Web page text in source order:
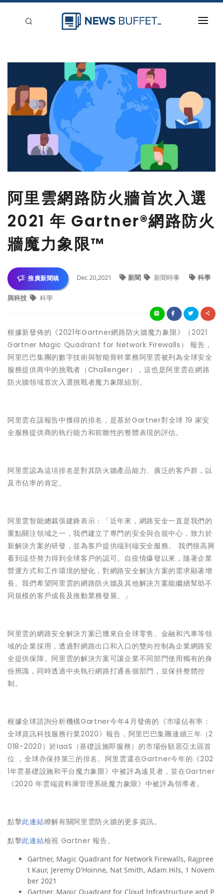
登入
刊登
阿里雲網路防火牆首次入選
2021 年 Gartner®網路防火
牆魔力象限™
推廣新聞稿 Dec 20,2021 新聞 新聞時事 科學
與科技 科學
根據新發佈的《2021年Gartner網路防火牆魔力象限》（2021
Gartner Magic Quadrant for Network Firewalls） 報告，
阿里巴巴集團的數字技術與智能骨幹業務阿里雲被列為全球安全
服務提供商中的挑戰者（Challenger），這也是阿里雲在網路
防火牆領域首次入選挑戰者魔力象限組別。
阿里雲在該報告中獲得的排名，是基於Gartner對全球 19 家安
全服務提供商的執行能力和前瞻性的整體表現的評估。
阿里雲認為這項排名是對其防火牆產品能力、廣泛的客戶群，以
及市佔率的肯定。
阿里雲智能總裁張建鋒表示：「近年來，網路安全一直是我們的
重點關注領域之一，我們建立了專門的安全與合規中心，致力於
新解決方案的研發，並為客戶提供端到端安全服務。 我們很高興
看到這些努力得到全球客戶的認可。自疫情爆發以來，隨著企業
營運方式和工作環境的變化，對網路安全解決方案的需求顯著增
長。我們希望阿里雲的網路防火牆及其他解決方案能繼續幫助不
同規模的客戶成長及推動業務發展。」
阿里雲的網路安全解決方案已獲來自全球零售、金融和汽車等領
域的企業採用，透過對網路出口和入口的雙向控制為企業網路安
全提供保障。阿里雲的解決方案可讓企業不同部門使用獨有的身
份辨識，同時透過中央執行網路打通各個部門，並保持整體控
制。
根據全球諮詢分析機構Gartner今年4月發佈的《市場佔有率：
全球資訊科技服務行業2020》報告，阿里巴巴集團連續三年（2
018-2020）於IaaS（基礎設施即服務）的市場份額居亞太區首
位 ，全球亦保持第三的排名。阿里雲還在Gartner今年的《202
1年雲基礎設施和平台魔力象限》中被評為遠見者，並在Gartner
《2020 年雲端資料庫管理系統魔力象限》中被評為領導者。
點擊此連結瞭解有關阿里雲防火牆的更多資訊。
點擊此連結檢視 Gartner 報告。
Gartner, Magic Quadrant for Network Firewalls, Rajpree
t Kaur, Jeremy D'Hoinne, Nat Smith, Adam Hils, 1 Novem
ber 2021
Gartner, Magic Quadrant for Cloud Infrastructure and P